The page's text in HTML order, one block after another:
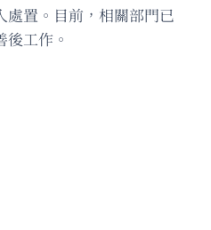
處置。目前，相關部門已
工作。